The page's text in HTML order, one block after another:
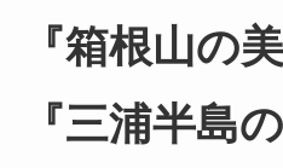
『箱根山の
『三浦半島